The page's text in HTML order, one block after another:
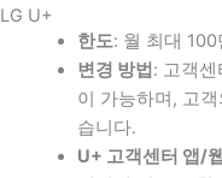
LG U+
한도: 월 최대 100
변경 방법 : 고객
이 가능하며, 고
습니다.
U+ 고객센터 앱/웹